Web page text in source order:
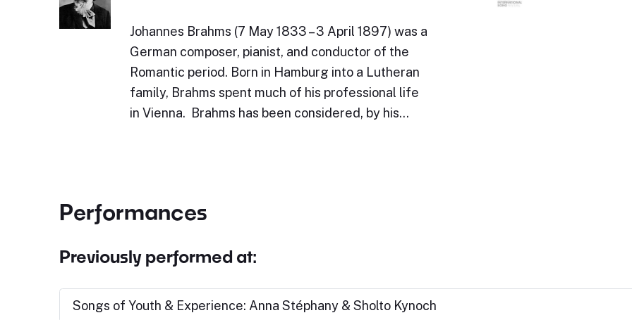
Johannes Brahms (7 May 1833 – 3 April 1897) was a
German composer, pianist, and conductor of the
Romantic period. Born in Hamburg into a Lutheran
family, Brahms spent much of his professional life
in Vienna. Brahms has been considered, by his…
Performances
Previously performed at:
Songs of Youth & Experience: Anna Stéphany & Sholto Kynoch